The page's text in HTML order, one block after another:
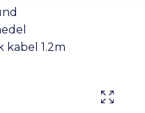
kabel 1.2m